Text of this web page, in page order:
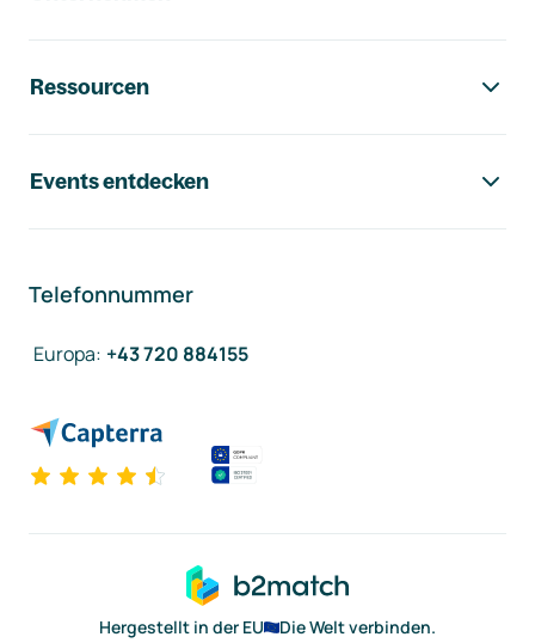
Ressourcen
Events entdecken
Telefonnummer
Europa: +43 720 884155
Hergestellt in der EU
Die Welt verbinden.